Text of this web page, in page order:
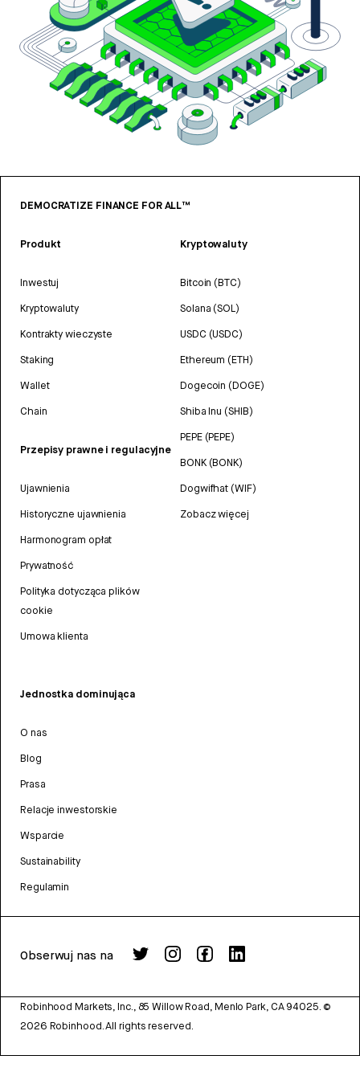
DEMOCRATIZE FINANCE FOR ALL™
Produkt
Inwestuj
Kryptowaluty
Kontrakty wieczyste
Staking
Wallet
Chain
Przepisy prawne i regulacyjne
Ujawnienia
Historyczne ujawnienia
Harmonogram opłat
Prywatność
Polityka dotycząca plików
cookie
Umowa klienta
Kryptowaluty
Bitcoin (BTC)
Solana (SOL)
USDC (USDC)
Ethereum (ETH)
Dogecoin (DOGE)
Shiba Inu (SHIB)
PEPE (PEPE)
BONK (BONK)
Dogwifhat (WIF)
Zobacz więcej
Jednostka dominująca
O nas
Blog
Prasa
Relacje inwestorskie
Wsparcie
Sustainability
Regulamin
Obserwuj nas na
Robinhood Markets, Inc., 85 Willow Road, Menlo Park, CA 94025. ©
2026 Robinhood. All rights reserved.